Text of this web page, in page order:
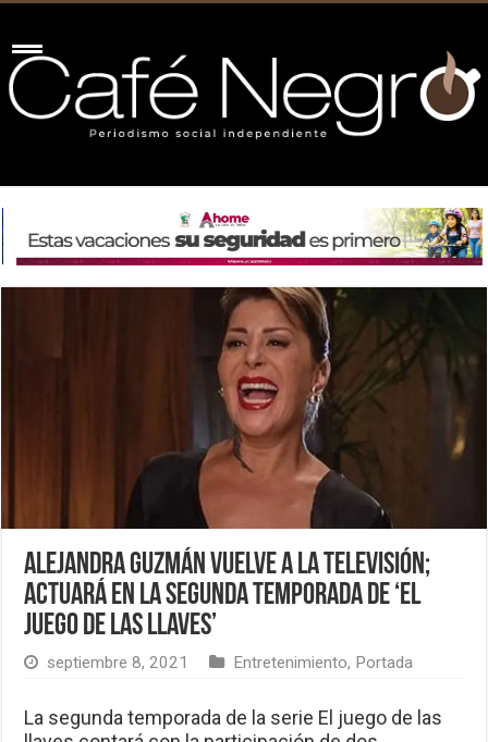
Alejandra Guzmán vuelve a la televisión;
actuará en la segunda temporada de ‘El
juego de las llaves’
septiembre 8, 2021 Entretenimiento, Portada
La segunda temporada de la serie El juego de las